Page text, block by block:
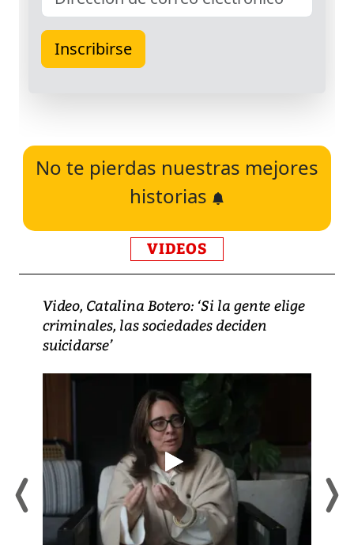
No te pierdas nuestras mejores
historias
VIDEOS
Video, Catalina Botero: ‘Si la gente elige
criminales, las sociedades deciden
suicidarse’